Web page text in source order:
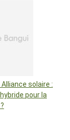
solaire :
pour la